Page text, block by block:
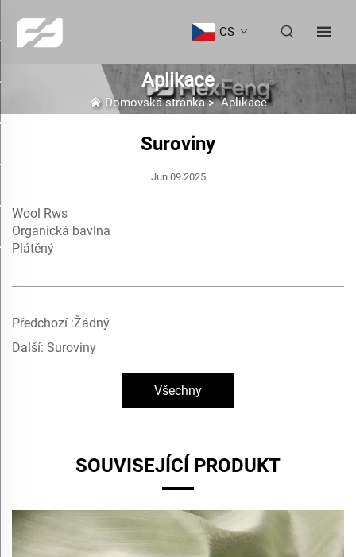
CS
Aplikace
Domovská stránka>Aplikace
Suroviny
Jun.09.2025
Wool Rws
Organická bavlna
Plátěný
Předchozí :Žádný
Další: Suroviny
Všechny
SOUVISEJÍCÍ PRODUKT